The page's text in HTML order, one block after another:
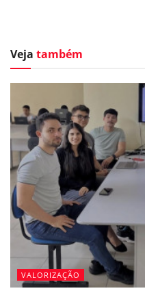
Veja também
VALORIZAÇÃO